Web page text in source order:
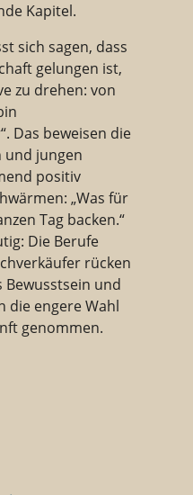
Kapitel.
sich sagen, dass
gelungen ist,
zu drehen: von
Das beweisen die
und jungen
positiv
„Was für
Tag backen.“
Die Berufe
rücken
und
die engere Wahl
genommen.